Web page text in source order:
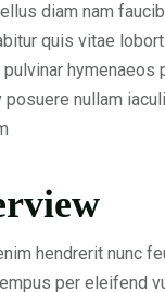
diam nam
quis vitae
hymenaeos
nullam
hendrerit nunc
per eleifend